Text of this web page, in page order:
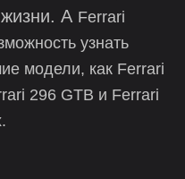
А Ferrari
узнать
модели, как Ferrari
296 GTB и Ferrari